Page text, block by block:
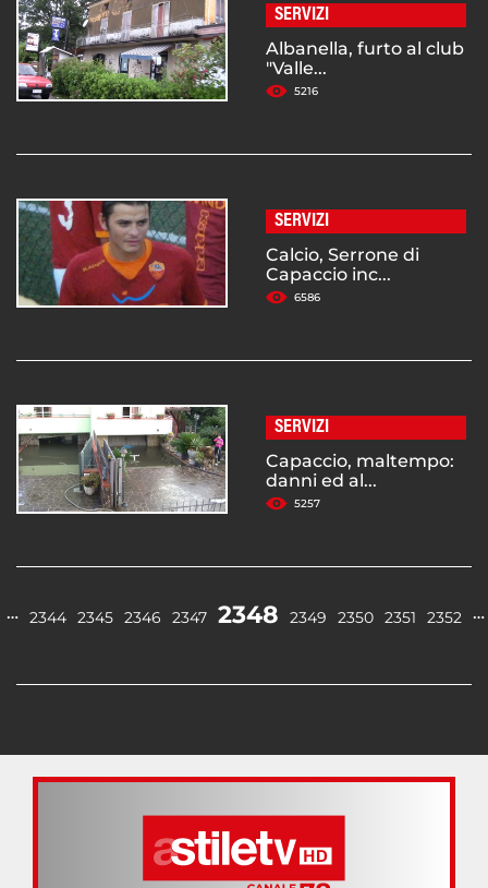
SERVIZI
Albanella, furto al club
"Valle...
5216
SERVIZI
Calcio, Serrone di
Capaccio inc...
6586
SERVIZI
Capaccio, maltempo:
danni ed al...
5257
… 2344 2345 2346 2347 2348 2349 2350 2351 2352 …